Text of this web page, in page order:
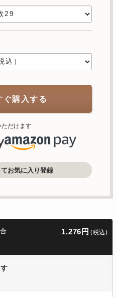
ぐ購入する
ただけます
お気に入り登録
1,276円 (税込)